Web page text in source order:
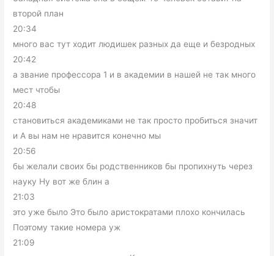
второй план
20:34
много вас тут ходит людишек разных да еще и безродных
20:42
а звание профессора 1 и в академии в нашей не так много
мест чтобы
20:48
становиться академиками не так просто пробиться значит
и А вы нам не нравится конечно мы
20:56
бы желали своих бы родственников бы пропихнуть через
науку Ну вот же блин а
21:03
это уже было Это было аристократами плохо кончилась
Поэтому такие номера уж
21:09